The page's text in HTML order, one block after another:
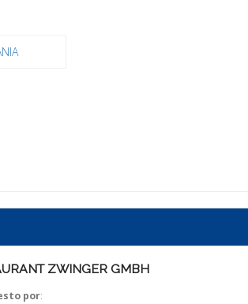
ZWINGER GMBH
por: